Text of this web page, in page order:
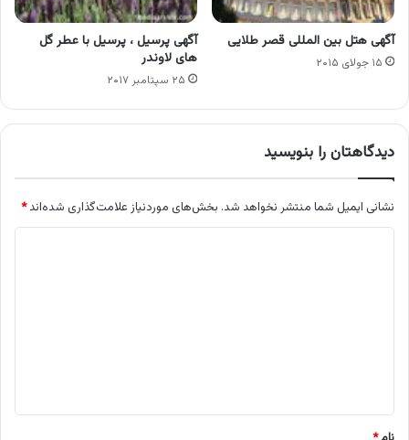
آگهی هتل بین المللی قصر طلایی
۱۵ جولای ۲۰۱۵
آگهی پرسیل ، پرسیل با عطر گل
های لاوندر
۲۵ سپتامبر ۲۰۱۷
دیدگاهتان را بنویسید
نشانی ایمیل شما منتشر نخواهد شد. بخش‌های موردنیاز علامت‌گذاری شده‌اند*